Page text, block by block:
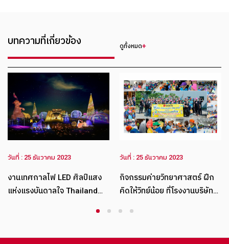
บทความที่เกี่ยวข้อง ดูทั้งหมด
ที่ : 25 ธันวาคม 2023
นเทศกาลไฟ LED ศิลป์แสง
ห่งแรงบันดาลใจ Thailand
วันที่ : 25 ธันวาคม 2023
กิจกรรมค่ายวิทยาศาสตร์ ฝึก
คิดให้วิทย์น้อย ที่โรงงานบริษัท